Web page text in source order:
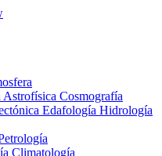
Astrofísica Cosmografía
Edafología Hidrología
Climatología